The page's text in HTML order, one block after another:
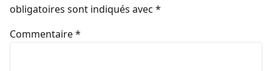
obligatoires sont indiqués avec *
Commentaire*